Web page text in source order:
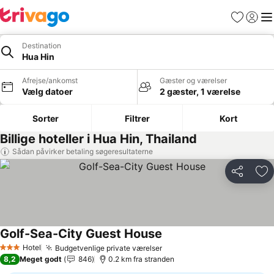
Favoritter
Log ind
Destination
Hua Hin
Afrejse/ankomst
Vælg datoer
Gæster og værelser
2 gæster, 1 værelse
Sorter Filtrer Kort
Billige hoteller i Hua Hin, Thailand
Sådan påvirker betaling søgeresultaterne
Del
3 StjernerHotel Budgetvenlige private værelserSe priser
Golf-Sea-City Guest House
8,2 Meget godt 846 0.2 km fra stranden